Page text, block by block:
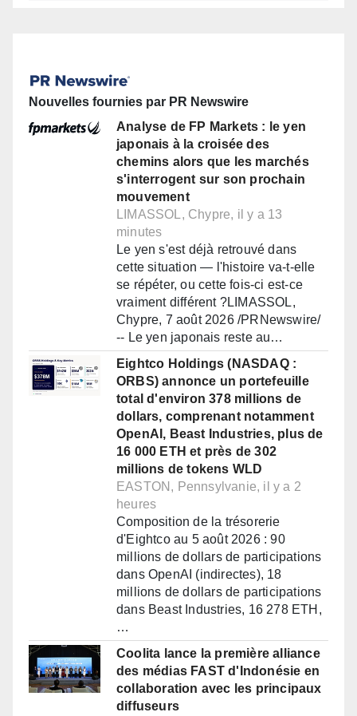
Nouvelles fournies par PR Newswire
Analyse de FP Markets : le yen
japonais à la croisée des
chemins alors que les marchés
s'interrogent sur son prochain
mouvement
LIMASSOL, Chypre, il y a 13
minutes
Le yen s'est déjà retrouvé dans
cette situation — l'histoire va-t-elle
se répéter, ou cette fois-ci est-ce
vraiment différent ?LIMASSOL,
Chypre, 7 août 2026 /PRNewswire/
-- Le yen japonais reste au…
Eightco Holdings (NASDAQ :
ORBS) annonce un portefeuille
total d'environ 378 millions de
dollars, comprenant notamment
OpenAI, Beast Industries, plus de
16 000 ETH et près de 302
millions de tokens WLD
EASTON, Pennsylvanie, il y a 2
heures
Composition de la trésorerie
d'Eightco au 5 août 2026 : 90
millions de dollars de participations
dans OpenAI (indirectes), 18
millions de dollars de participations
dans Beast Industries, 16 278 ETH,
…
Coolita lance la première alliance
des médias FAST d'Indonésie en
collaboration avec les principaux
diffuseurs